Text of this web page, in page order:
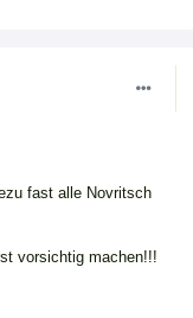
fast alle Novritsch
vorsichtig machen!!!